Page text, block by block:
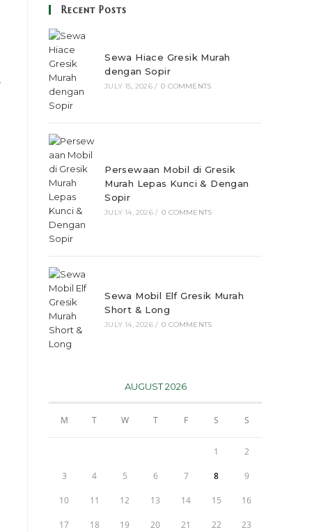
Recent Posts
Sewa Hiace Gresik Murah
dengan Sopir
JULY 15, 2026 / 0 COMMENTS
Persewaan Mobil di Gresik
Murah Lepas Kunci & Dengan
Sopir
JULY 14, 2026 / 0 COMMENTS
Sewa Mobil Elf Gresik Murah
Short & Long
JULY 14, 2026 / 0 COMMENTS
AUGUST 2026
M T W T F S S
1 2
3 4 5 6 7 8 9
10 11 12 13 14 15 16
17 18 19 20 21 22 23